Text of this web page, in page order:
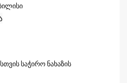
საჭირო ნახაზის